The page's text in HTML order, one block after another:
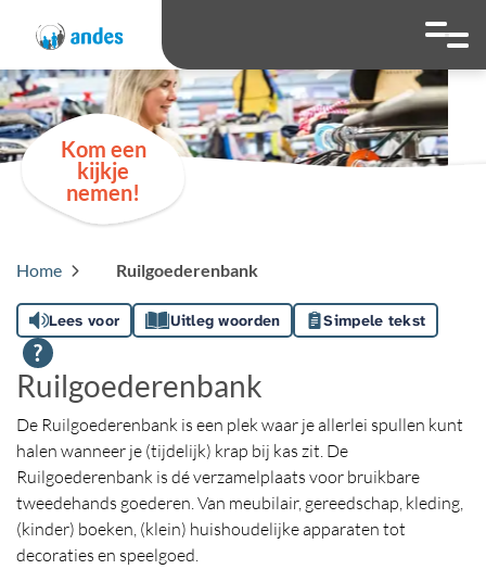
Hoog contrast
Ga naar
Kom een
kijkje
nemen!
Home Ruilgoederenbank
Lees voor Uitleg woorden Simpele tekst
Ruilgoederenbank
De Ruilgoederenbank is een plek waar je allerlei spullen kunt
halen wanneer je (tijdelijk) krap bij kas zit. De
Ruilgoederenbank is dé verzamelplaats voor bruikbare
tweedehands goederen. Van meubilair, gereedschap, kleding,
(kinder) boeken, (klein) huishoudelijke apparaten tot
decoraties en speelgoed.